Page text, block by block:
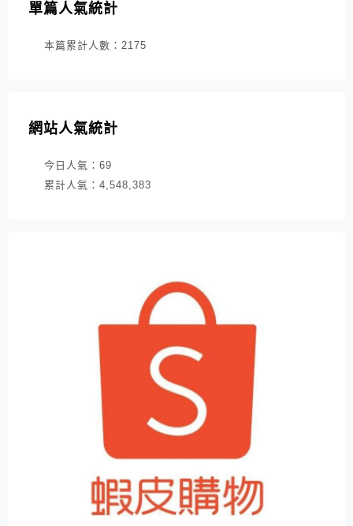
單篇人氣統計
本篇累計人數： 2175
網站人氣統計
今日人氣： 69
累計人氣： 4,548,383